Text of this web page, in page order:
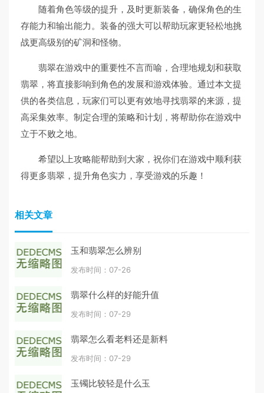
随着角色等级的提升，及时更新装备，确保角色的生
存能力和输出能力。装备的强大可以帮助玩家更轻松地挑
战更高级别的矿洞和怪物。
翡翠在游戏中的重要性不言而喻，合理地规划和获取
翡翠，将直接影响到角色的发展和游戏体验。通过本文提
供的各类信息，玩家们可以更有效地寻找翡翠的来源，提
高采集效率。制定合理的策略和计划，将帮助你在游戏中
立于不败之地。
希望以上攻略能帮助到大家，祝你们在游戏中顺利获
得更多翡翠，提升角色实力，享受游戏的乐趣！
相关文章
玉和翡翠怎么辨别
发布时间：07-26
翡翠什么样的好能升值
发布时间：07-29
翡翠怎么看老料还是新料
发布时间：07-29
玉镯比较轻是什么玉